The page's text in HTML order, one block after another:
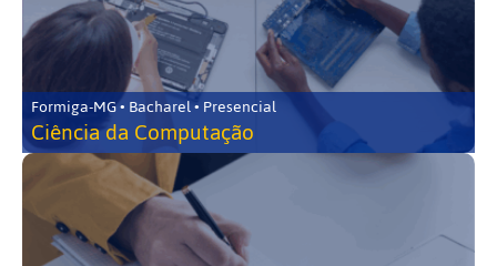
Formiga-MG • Bacharel • Presencial
Ciência da Computação